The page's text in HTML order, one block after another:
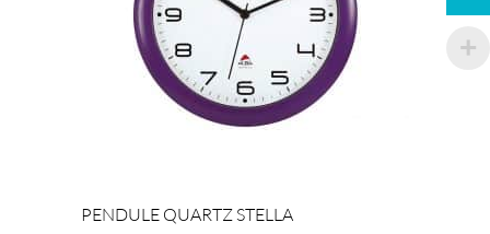
PENDULE QUARTZ STELLA